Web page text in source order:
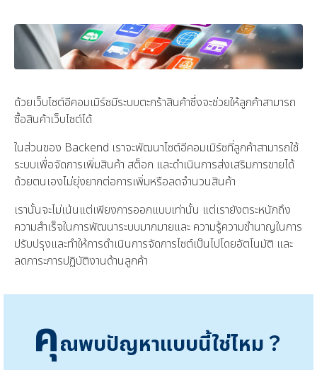
ด้วยเว็บไซต์อีคอมเมิร์ซมีระบบตะกร้าสินค้าซึ่งจะช่วยให้ลูกค้าสามารถ
ซื้อสินค้าเว็บไซต์ได้
ในส่วนของ Backend เราจะพัฒนาไซต์อีคอมเมิร์ซที่ลูกค้าสามารถใช้
ระบบเพื่อจัดการเพิ่มสินค้า สต็อก และดำเนินการส่งเสริมการขายได้
ด้วยตนเองไม่ยุ่งยากต่อการเพิ่มหรือลดจำนวนสินค้า
เรานั้นจะไม่เน้นแต่เพียงการออกแบบเท่านั้น แต่เรายังตระหนักถึง
ความสำเร็จในการพัฒนาระบบมากมายและ ความรู้ความชำนาญในการ
ปรับปรุงและทำให้การดำเนินการจัดการไซต์เป็นไปโดยอัตโนมัติ และ
ลดภาระการปฏิบัติงานด้านลูกค้า
คุณพบปัญหาแบบนี้ใช่ไหม？